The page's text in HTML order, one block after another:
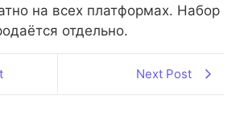
на всех платформах. Набор
отдельно.
Next Post